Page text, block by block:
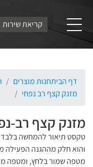
קריאת שירות
דף הביתחנות מוצרים
מזנק קצף רב נפחי
מזנק קצף רב-
טקסט תיאור להמחשה בלבד:
והוא חלק מההגנה הפעילה
מטפה שמור בלחץ, ומטפה